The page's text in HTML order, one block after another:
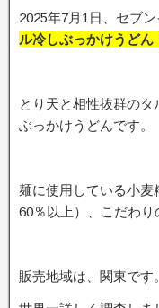
2025年7月1日、セブ
ル冷しぶっかけうどん
とり天と相性抜群の
ぶっかけうどんです。
麺に使用している小麦
60％以上）、こだわり
販売地域は、関東です。